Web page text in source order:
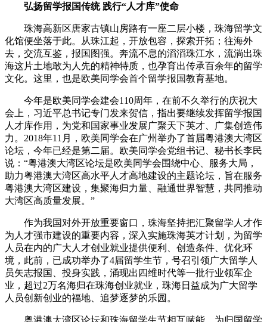
弘扬留学报国传统 践行“人才库”使命
珠海高新区唐家古镇山房路有一座二层小楼，珠海留学文
化馆便坐落于此。从珠江起，开放包容，探索开拓；往海外
去，交流互鉴，报国图强。奔流不息的滔滔珠江水，流淌出珠
海这片土地敢为人先的精神特质，也孕育出传承百余年的留学
文化。这里，也是欧美同学会首个留学报国教育基地。
今年是欧美同学会建会110周年，在前不久举行的庆祝大
会上，习近平总书记专门发来贺信，指出要继续发挥留学报国
人才库作用，为党和国家事业发展广聚天下英才、广集创造伟
力。2018年11月，欧美同学会在广州举办了首届粤港澳大湾区
论坛，今年已经是第二届。欧美同学会党组书记、秘书长李民
说：“粤港澳大湾区论坛是欧美同学会围绕中心、服务大局，
助力粤港澳大湾区高水平人才高地建设的主题论坛，旨在服务
粤港澳大湾区建设，集聚海归力量、融通世界智慧，共同推动
大湾区高质量发展。”
作为我国对外开放重要窗口，珠海坚持把汇聚留学人才作
为人才强市建设的重要内容，深入实施珠海英才计划，为留学
人员在内的广大人才创业就业提供便利、创造条件、优化环
境，此前，已成功举办了4届留学生节，号召引领广大留学人
员矢志报国、投身实践，涌现出四维时代等一批行业领军企
业，超过2万名海归在珠海创业就业，珠海日益成为广大留学
人员创新创业的福地、追梦逐梦的乐园。
粤港澳大湾区论坛和珠海留学生节相互赋能，为归国留学